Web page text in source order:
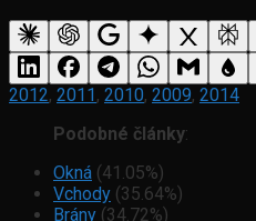
2012, 2011 , 2010, 2009, 2014
Podobné články:
Okná (41.05%)
Vchody (35.64%)
Brány (34.72%)